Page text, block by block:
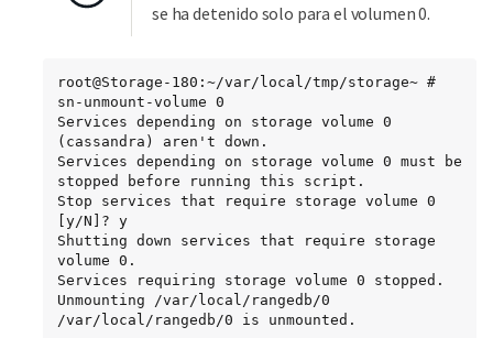
se ha detenido solo para el volumen 0.
root@Storage-180:~/var/local/tmp/storage~ #
sn-unmount-volume 0
Services depending on storage volume 0
(cassandra) aren't down.
Services depending on storage volume 0 must be
stopped before running this script.
Stop services that require storage volume 0
[y/N]? y
Shutting down services that require storage
volume 0.
Services requiring storage volume 0 stopped.
Unmounting /var/local/rangedb/0
/var/local/rangedb/0 is unmounted.